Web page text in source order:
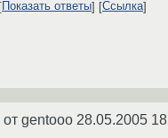
Показать ответы Ссылка
от gentooo 28.05.2005